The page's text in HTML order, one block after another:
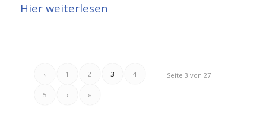
Hier weiterlesen
Seite 3 von 27
‹ 1 2 3 4
5 › »